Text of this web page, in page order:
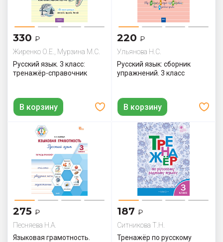
330 ₽
Жиренко О.Е., Мурзина М.С.
Русский язык. 3 класс:
тренажёр-справочник
В корзину
220 ₽
Ульянова Н.С.
Русский язык: сборник
упражнений. 3 класс
В корзину
275 ₽
Песняева Н.А.
Языковая грамотность.
187 ₽
Ситникова Т.Н.
Тренажёр по русскому